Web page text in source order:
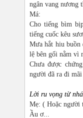
ngân vang nương
Má:
Cho tiếng bìm
tiếng cuốc kêu
Mưa hắt hiu buồn
lệ bên gối nằm vì
Chưa được
người đã ra đi
Lời ru vọng từ
Mẹ: ( Hoặc người
Ầu ơ...